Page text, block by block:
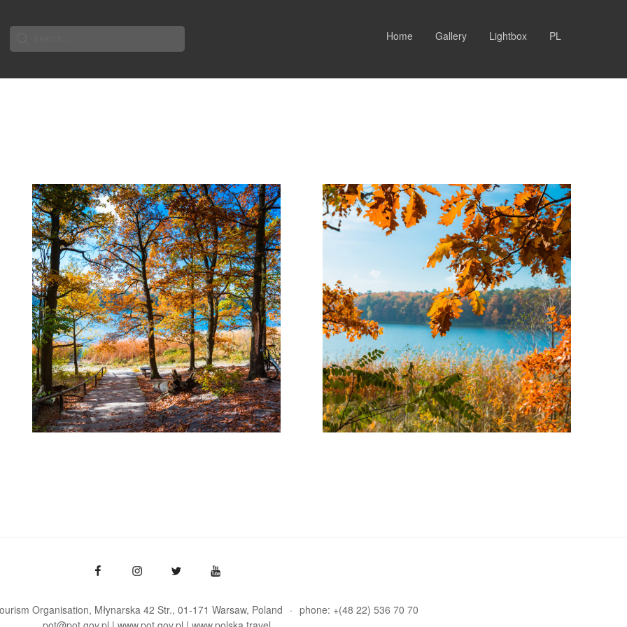
Search
for:
Home Gallery Lightbox PL
Organisation, Młynarska 42 Str., 01-171 Warsaw Poland
phone: +(48 22) 536 70 70